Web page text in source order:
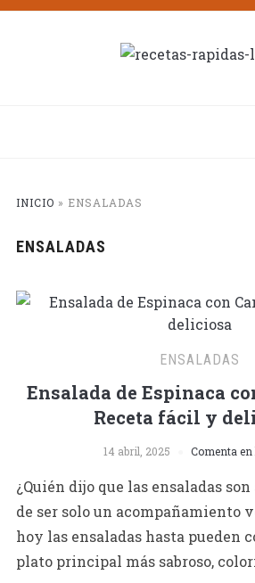
INICIO » ENSALADAS
ENSALADAS
ENSALADAS
Ensalada de Espinaca
Receta fácil y
14 abril, 2025 Comenta en
¿Quién dijo que las ensaladas
de ser solo un acompañamiento
hoy las ensaladas hasta pueden
plato principal más sabroso,